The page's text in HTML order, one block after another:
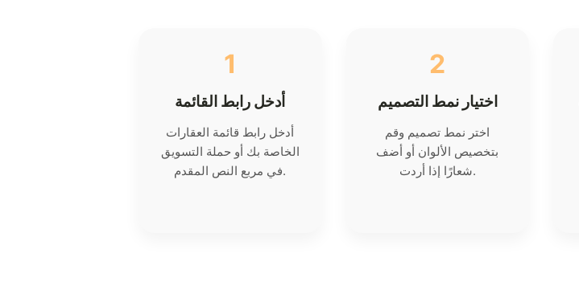
1
أدخل رابط القائمة
أدخل رابط قائمة العقارات
الخاصة بك أو حملة التسويق
في مربع النص المقدم.
2
اختيار نمط التصميم
اختر نمط تصميم وقم
بتخصيص الألوان أو أضف
شعارًا إذا أردت.